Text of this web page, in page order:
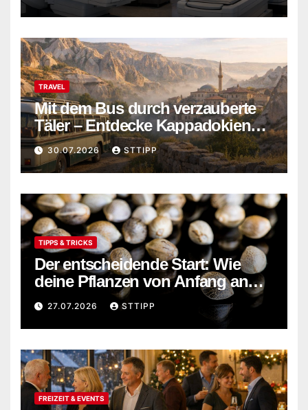
TRAVEL
Mit dem Bus durch verzauberte
Täler – Entdecke Kappadokiens
verborgene Wunder abseits der
Touristenpfade
30.07.2026 STTIPP
TIPPS & TRICKS
Der entscheidende Start: Wie
deine Pflanzen von Anfang an
stark wachsen
27.07.2026 STTIPP
FREIZEIT & EVENTS